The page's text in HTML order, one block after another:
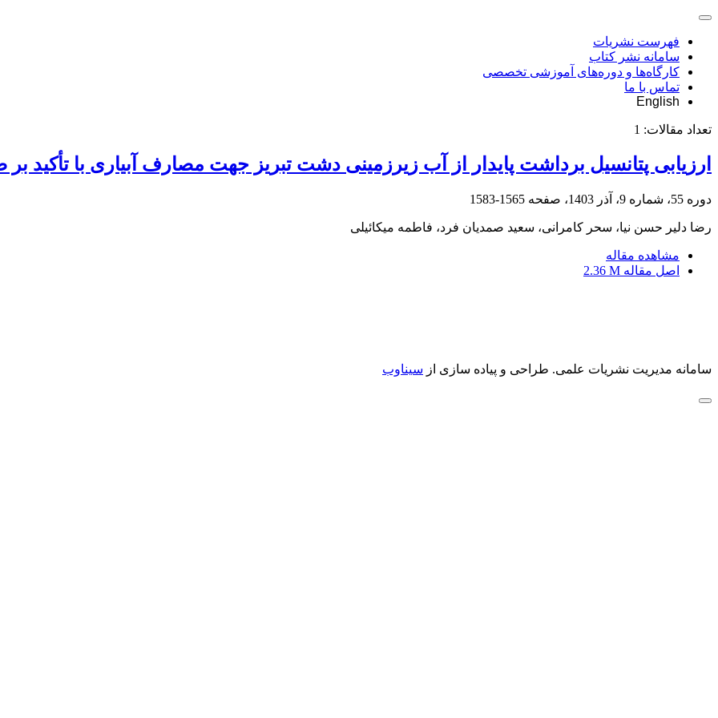
فهرست نشریات
سامانه نشر کتاب
کارگاه‌ها و دوره‌های آموزشی تخصصی
تماس با ما
English
تعداد مقالات: 1
ارزیابی پتانسیل برداشت پایدار از آب زیرزمینی دشت تبریز جهت مصارف آبیاری با تأکید بر
دوره 55، شماره 9، آذر 1403، صفحه 1565-1583
رضا دلیر حسن نیا، سحر کامرانی، سعید صمدیان فرد، فاطمه میکائیلی
مشاهده مقاله
اصل مقاله 2.36 M
سامانه مدیریت نشریات علمی. طراحی و پیاده سازی از سیناوب